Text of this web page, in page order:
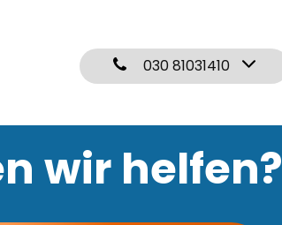
030 81031410
wir helfen?